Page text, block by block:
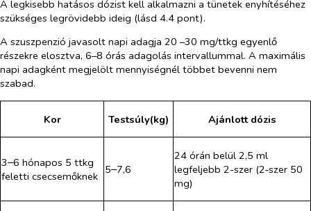
A legkisebb hatásos dózist kell alkalmazni a tünetek enyhítéséhez
szükséges legrövidebb ideig (lásd 4.4 pont).
A szuszpenzió javasolt napi adagja 20 –30 mg/ttkg egyenlő
részekre elosztva, 6–8 órás adagolás intervallummal. A maximális
napi adagként megjelölt mennyiségnél többet bevenni nem
szabad.
Kor Testsúly(kg) Ajánlott dózis
3–6 hónapos 5 ttkg
feletti csecsemőknek 5–7,6
24 órán belül 2,5 ml
legfeljebb 2-szer (2‑szer 50
mg)